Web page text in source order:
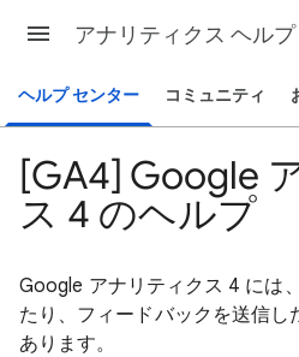
アナリティクス ヘルプ
ヘルプ センター コミュニティ
[GA4] Google
ス 4 のヘルプ
Google アナリティクス 4 には
たり、フィードバックを送信し
あります。